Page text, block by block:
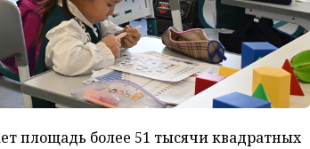
площадь более 51 тысячи квадратных